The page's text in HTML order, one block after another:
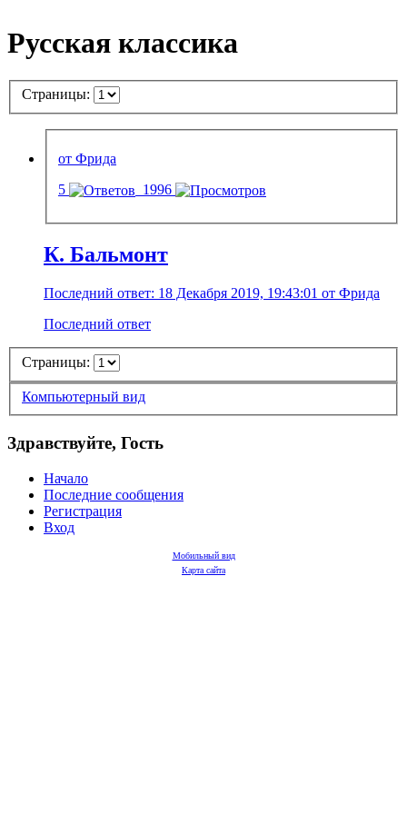
Русская классика
Страницы:
от Фрида
5
1996
К. Бальмонт
Последний ответ: 18 Декабря 2019, 19:43:01 от Фрида
Последний ответ
Страницы:
Компьютерный вид
Здравствуйте, Гость
Начало
Последние сообщения
Регистрация
Вход
Мобильный вид
Карта сайта